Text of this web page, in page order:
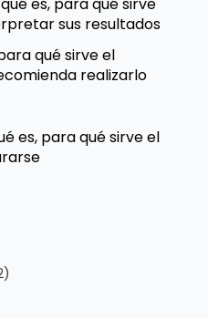
sus resultados
qué sirve el
realizarlo
es, para qué sirve el